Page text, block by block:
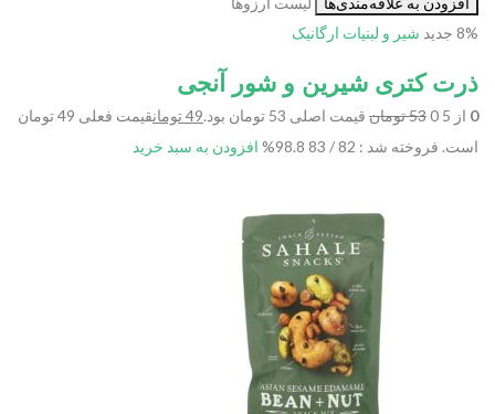
8% جدید شیر و لبنیات ارگانیک
ذرت کتری شیرین و شور آنجی
0 از 5 0 53 تومان قیمت اصلی 53 تومان بود. 49 تومان
قیمت فعلی 49 تومان
است. فروخته شد : 82 / 83 98.8% افزودن به سبد خرید